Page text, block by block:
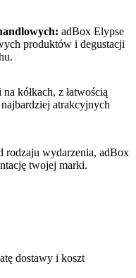
adBox Elypse
produktów i degustacji
kółkach, z łatwością
atrakcyjnych
rodzaju wydarzenia, adBox
twojej marki.
dostawy i koszt